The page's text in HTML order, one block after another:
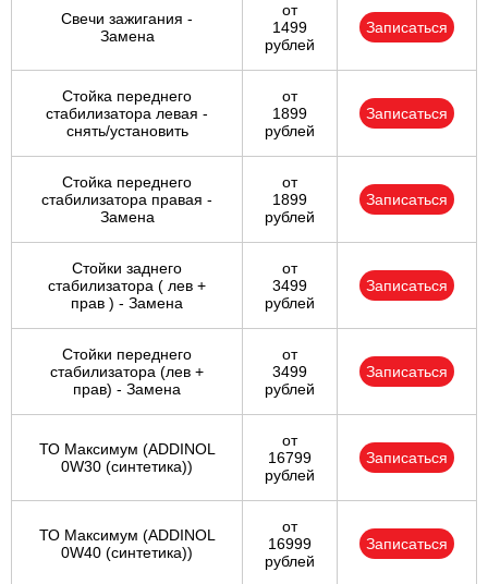
Свечи зажигания -
Замена
от
1499
рублей
Записаться
Стойка переднего
стабилизатора левая -
снять/установить
от
1899
рублей
Записаться
Стойка переднего
стабилизатора правая -
Замена
от
1899
рублей
Записаться
Стойки заднего
стабилизатора ( лев +
прав ) - Замена
от
3499
рублей
Записаться
Стойки переднего
стабилизатора (лев +
прав) - Замена
от
3499
рублей
Записаться
ТО Максимум (ADDINOL
0W30 (синтетика))
от
16799
рублей
Записаться
ТО Максимум (ADDINOL
0W40 (синтетика))
от
16999
рублей
Записаться